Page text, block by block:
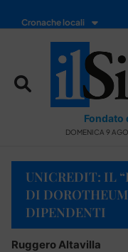
Cronache locali
Fondato
DOMENICA 9
UNICREDIT: IL
DI
DIPENDENTI
Ruggero Altavilla